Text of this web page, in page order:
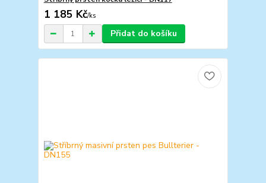
1 185 Kč/ks
Přidat do košíku